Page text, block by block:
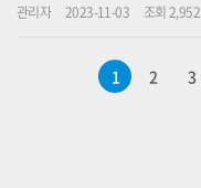
관리자 2023-11-03 조회 2,952
1 2 3